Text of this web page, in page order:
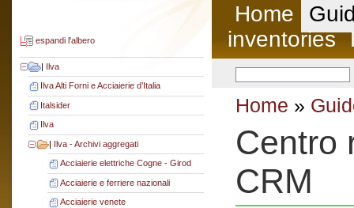
espandi l'albero
| Ilva
Ilva Alti Forni e Acciaierie d’Italia
Italsider
Ilva
| Ilva - Archivi aggregati
Acciaierie elettriche Cogne - Girod
Acciaierie e ferriere nazionali
Acciaierie venete
Home
inventories
Home »
Centro
CRM